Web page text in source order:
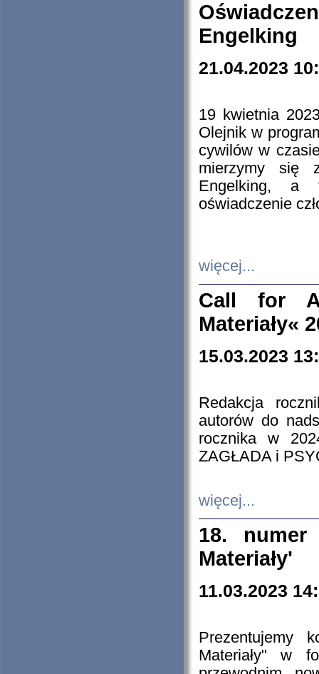
Engelking
21.04.2023
19 kwietnia
Olejnik w
cywilów w
mierzymy się
Engelking, a
oświadczenie
więcej...
Call for
Materiały«
15.03.2023
Redakcja
autorów do
rocznika w
ZAGŁADA i
więcej...
18. numer
Materiały'
11.03.2023
Prezentujemy
Materiały" w